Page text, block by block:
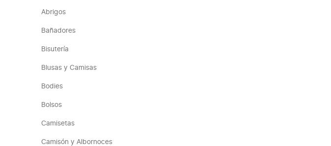
Abrigos
Bañadores
Bisutería
Blusas y Camisas
Bodies
Bolsos
Camisetas
Camisón y Albornoces